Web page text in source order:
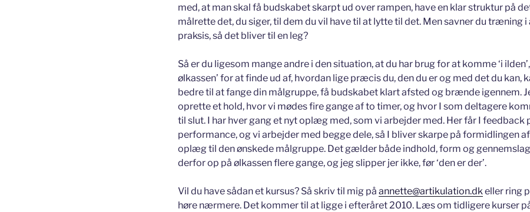
med, at man skal få budskabet skarpt ud over rampen, have en klar struktur på
målrette det, du siger, til dem du vil have til at lytte til det. Men savner du træning i
praksis, så det bliver til en leg?
Så er du ligesom mange andre i den situation, at du har brug for at komme ‘i
ølkassen’ for at finde ud af, hvordan lige præcis du, den du er og med det du kan,
bedre til at fange din målgruppe, få budskabet klart afsted og brænde igennem.
oprette et hold, hvor vi mødes fire gange af to timer, og hvor I som deltagere
til slut. I har hver gang et nyt oplæg med, som vi arbejder med. Her får I
performance, og vi arbejder med begge dele, så I bliver skarpe på formidlingen
oplæg til den ønskede målgruppe. Det gælder både indhold, form og
derfor op på ølkassen flere gange, og jeg slipper jer ikke, før ‘den er der’.
Vil du have sådan et kursus? Så skriv til mig på annette@artikulation.dkeller ring
høre nærmere. Det kommer til at ligge i efteråret 2010. Læs om tidligere kurser